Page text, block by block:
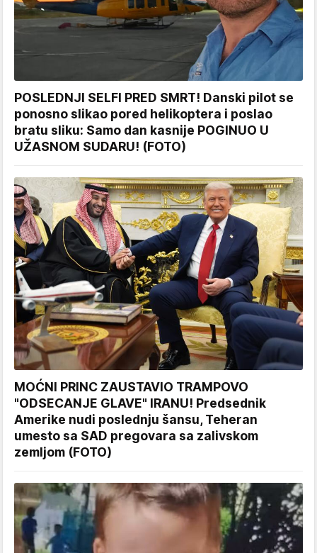
POSLEDNJI SELFI PRED SMRT! Danski pilot se
ponosno slikao pored helikoptera i poslao
bratu sliku: Samo dan kasnije POGINUO U
UŽASNOM SUDARU! (FOTO)
MOĆNI PRINC ZAUSTAVIO TRAMPOVO
"ODSECANJE GLAVE" IRANU! Predsednik
Amerike nudi poslednju šansu, Teheran
umesto sa SAD pregovara sa zalivskom
zemljom (FOTO)